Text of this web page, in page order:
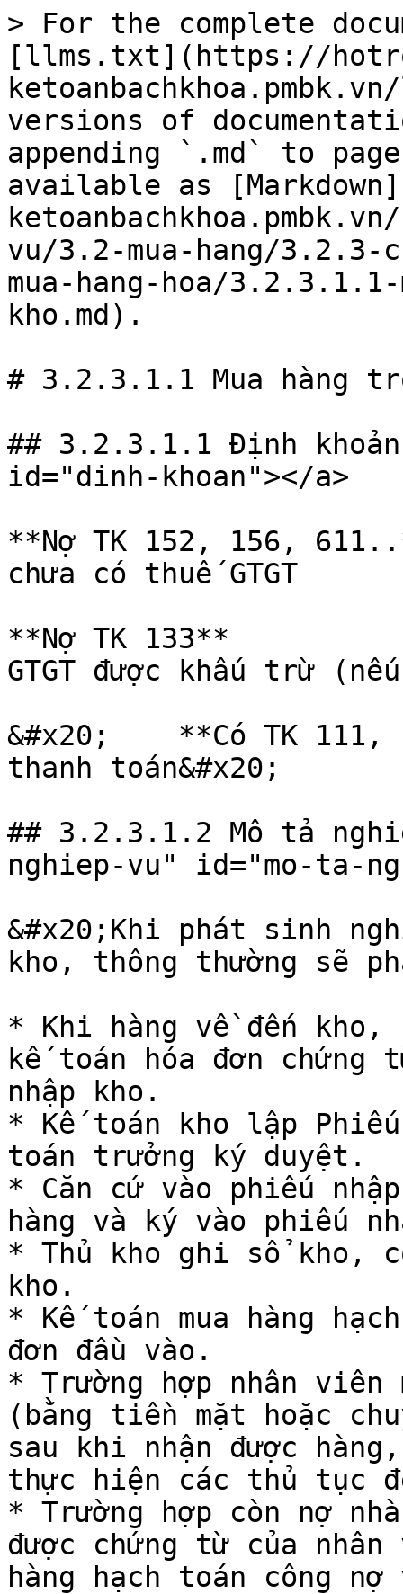
> For the complete
[llms.txt](https://
versions of
appending `.md` to
available as
vu/3.2-mua-hang/3.2.3-
mua-hang-hoa/
kho.md).
# 3.2.3.1.1 Mua hàng
## 3.2.3.1.1 Định
id="dinh-khoan"></a>
**Nợ TK 152, 156,
chưa có thuế GTGT
**Nợ TK 133**
GTGT được khấu trừ
&#x20;    **Có TK
thanh toán&#x20;
## 3.2.3.1.2 Mô tả
nghiep-vu" id="mo-ta-
&#x20;Khi phát sinh
kho, thông thường sẽ
* Khi hàng về đến kho,
kế toán hóa đơn
nhập kho.
* Kế toán kho lập
toán trưởng ký duyệt.
* Căn cứ vào phiếu
hàng và ký vào phiếu
* Thủ kho ghi sổ kho,
kho.
* Kế toán mua hàng
đơn đầu vào.
* Trường hợp nhân viên
(bằng tiền mặt hoặc
sau khi nhận được
thực hiện các thủ tục
* Trường hợp còn nợ
được chứng từ của nhân
hàng hạch toán công